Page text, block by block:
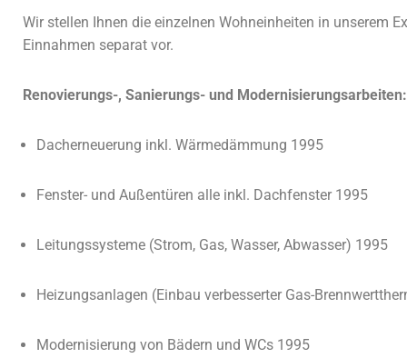
Wir stellen Ihnen die einzelnen Wohneinheiten in unserem
Einnahmen separat vor.
Renovierungs-, Sanierungs- und Modernisierungsarbeiten:
Dacherneuerung inkl. Wärmedämmung 1995
Fenster- und Außentüren alle inkl. Dachfenster 1995
Leitungssysteme (Strom, Gas, Wasser, Abwasser) 1995
Heizungsanlagen (Einbau verbesserter Gas-
Modernisierung von Bädern und WCs 1995